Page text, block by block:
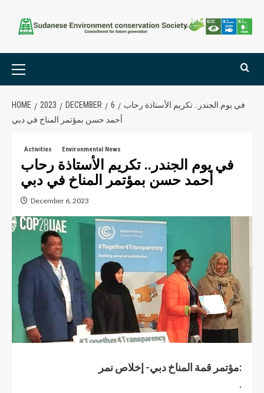
HOME 2023 DECEMBER 6
في يوم الجندر.. تكريم الأستاذة رحاب
أحمد حسن بمؤتمر المناخ في دبي
Activities Environmental News
في يوم الجندر.. تكريم الأستاذة رحاب
أحمد حسن بمؤتمر المناخ في دبي
December 6, 2023
مؤتمر قمة المناخ دبي- إخلاص نمر:
.